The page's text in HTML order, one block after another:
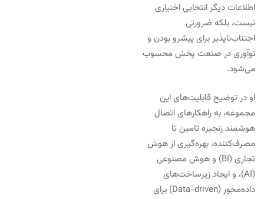
اطلاعات دیگر انتخابی اختیاری
نیست، بلکه ضرورتی
اجتناب‌ناپذیر برای پیشرو بودن و
نوآوری در صنعت پخش محسوب
می‌شود.
او در توضیح قابلیت‌های این
مجموعه، به راهکارهای اتصال
هوشمند زنجیره تامین تا
مصرف‌کننده، بهره‌گیری از هوش
تجاری (BI) و هوش مصنوعی
(AI)، و ایجاد زیرساخت‌های
داده‌محور (Data-driven) برای